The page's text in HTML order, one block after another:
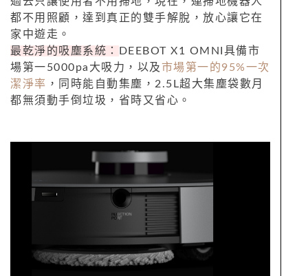
都不用照顧，達到真正的雙手解脫，放心讓它在
家中遊走。
最乾淨的吸塵系統：
DEEBOT X1 OMNI具備市
場第一5000pa大吸力，以及市場第一的95%一次
潔淨率 ，同時能自動集塵，2.5L超大集塵袋數月
都無須動手倒垃圾，省時又省心。